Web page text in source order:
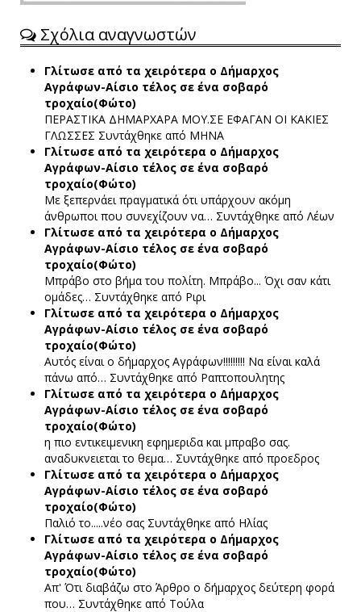
Σχόλια αναγνωστών
Γλίτωσε από τα χειρότερα ο Δήμαρχος
Αγράφων-Αίσιο τέλος σε ένα σοβαρό
τροχαίο(Φώτο)
ΠΕΡΑΣΤΙΚΑ ΔΗΜΑΡΧΑΡΑ ΜΟΥ.ΣΕ ΕΦΑΓΑΝ ΟΙ ΚΑΚΙΕΣ
ΓΛΩΣΣΕΣ Συντάχθηκε από ΜΗΝΑ
Γλίτωσε από τα χειρότερα ο Δήμαρχος
Αγράφων-Αίσιο τέλος σε ένα σοβαρό
τροχαίο(Φώτο)
Με ξεπερνάει πραγματικά ότι υπάρχουν ακόμη
άνθρωποι που συνεχίζουν να… Συντάχθηκε από Λέων
Γλίτωσε από τα χειρότερα ο Δήμαρχος
Αγράφων-Αίσιο τέλος σε ένα σοβαρό
τροχαίο(Φώτο)
Μπράβο στο βήμα του πολίτη. Μπράβο... Όχι σαν κάτι
ομάδες… Συντάχθηκε από Ριρι
Γλίτωσε από τα χειρότερα ο Δήμαρχος
Αγράφων-Αίσιο τέλος σε ένα σοβαρό
τροχαίο(Φώτο)
Αυτός είναι ο δήμαρχος Αγράφων!!!!!!!!! Να είναι καλά
πάνω από… Συντάχθηκε από Ραπτοπουλητης
Γλίτωσε από τα χειρότερα ο Δήμαρχος
Αγράφων-Αίσιο τέλος σε ένα σοβαρό
τροχαίο(Φώτο)
η πιο εντικειμενικη εφημεριδα και μπραβο σας.
αναδυκνειεται το θεμα… Συντάχθηκε από προεδρος
Γλίτωσε από τα χειρότερα ο Δήμαρχος
Αγράφων-Αίσιο τέλος σε ένα σοβαρό
τροχαίο(Φώτο)
Παλιό το.....νέο σας Συντάχθηκε από Ηλίας
Γλίτωσε από τα χειρότερα ο Δήμαρχος
Αγράφων-Αίσιο τέλος σε ένα σοβαρό
τροχαίο(Φώτο)
Απ' Ότι διαβάζω στο Άρθρο ο δήμαρχος δεύτερη φορά
που… Συντάχθηκε από Τούλα